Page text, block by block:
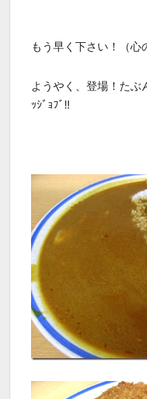
もう早く下さい！（心
ようやく、登場！た
ｯｼﾞｮﾌﾞ!!